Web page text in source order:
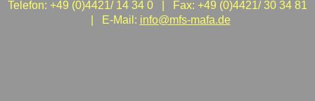
Telefon: +49 (0)4421/ 14 34 0 | Fax: +49 (0)4421/ 30 34 81
| E-Mail: info@mfs-mafa.de